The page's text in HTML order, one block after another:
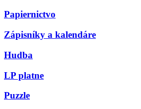
Papiernictvo
Zápisníky a kalendáre
Hudba
LP platne
Puzzle